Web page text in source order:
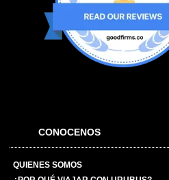
CONOCENOS
QUIENES SOMOS